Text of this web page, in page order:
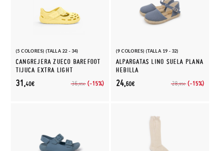
(5 COLORES) (TALLA 22 - 34)
CANGREJERA ZUECO BAREFOOT
TIJUCA EXTRA LIGHT
36,95€ (-15%)
31,40€
(9 COLORES) (TALLA 19 - 32)
ALPARGATAS LINO SUELA PLANA
HEBILLA
28,95€ (-15%)
24,60€